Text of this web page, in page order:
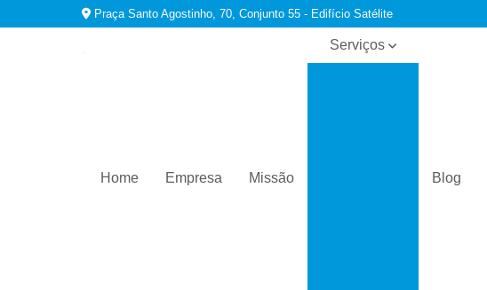
Praça Santo Agostinho, 70, Conjunto 55 - Edifício Satélite
Home Empresa Missão
Serviços
Blog